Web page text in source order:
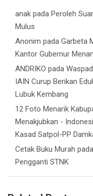
anak pada Peroleh
Mulus
Anonim pada Garbeta
Kantor Gubernur
ANDRIKO pada
IAIN Curup Berikan
Lubuk Kembang
12 Foto Menarik
Menakjubkan -
Kasad Satpol-PP
Cetak Buku Murah pada
Pengganti STNK